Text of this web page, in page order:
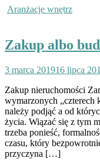
Aranżacje wnętrz
Zakup albo
3 marca 201916 lipca
Zakup nieruchomości
wymarzonych „czterech
należy podjąć a od
życia. Wiązać się z tym
trzeba ponieść,
czasu, który
przyczyna […]